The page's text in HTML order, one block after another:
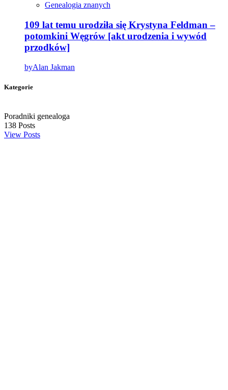
Genealogia znanych
109 lat temu urodziła się Krystyna Feldman –
potomkini Węgrów [akt urodzenia i wywód
przodków]
byAlan Jakman
Kategorie
Poradniki genealoga
138 Posts
View Posts